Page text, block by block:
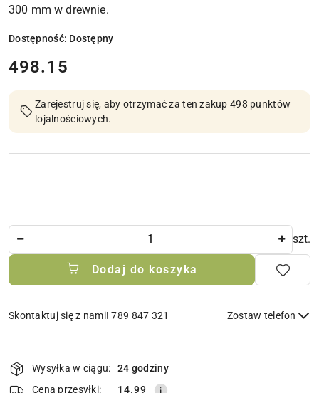
300 mm w drewnie.
Dostępność: Dostępny
cena:
498.15
Zarejestruj się, aby otrzymać za ten zakup 498 punktów
lojalnościowych.
szt.
Dodaj do koszyka
Skontaktuj się z nami! 789 847 321 Zostaw telefon
i
dostawa
Wysyłka w ciągu:
24 godziny
Cena przesyłki:
14.99